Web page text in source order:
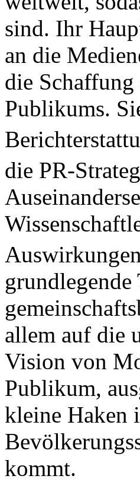
sind. Ihr
an die
die
Publikums.
die PR-
grundlegende
allem auf die
Vision von
Publikum,
kleine Haken
kommt.